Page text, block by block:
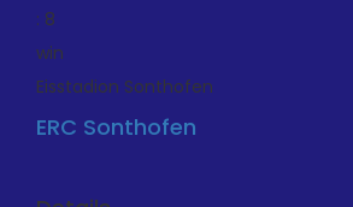
: 8
win
Eisstadion Sonthofen
ERC Sonthofen